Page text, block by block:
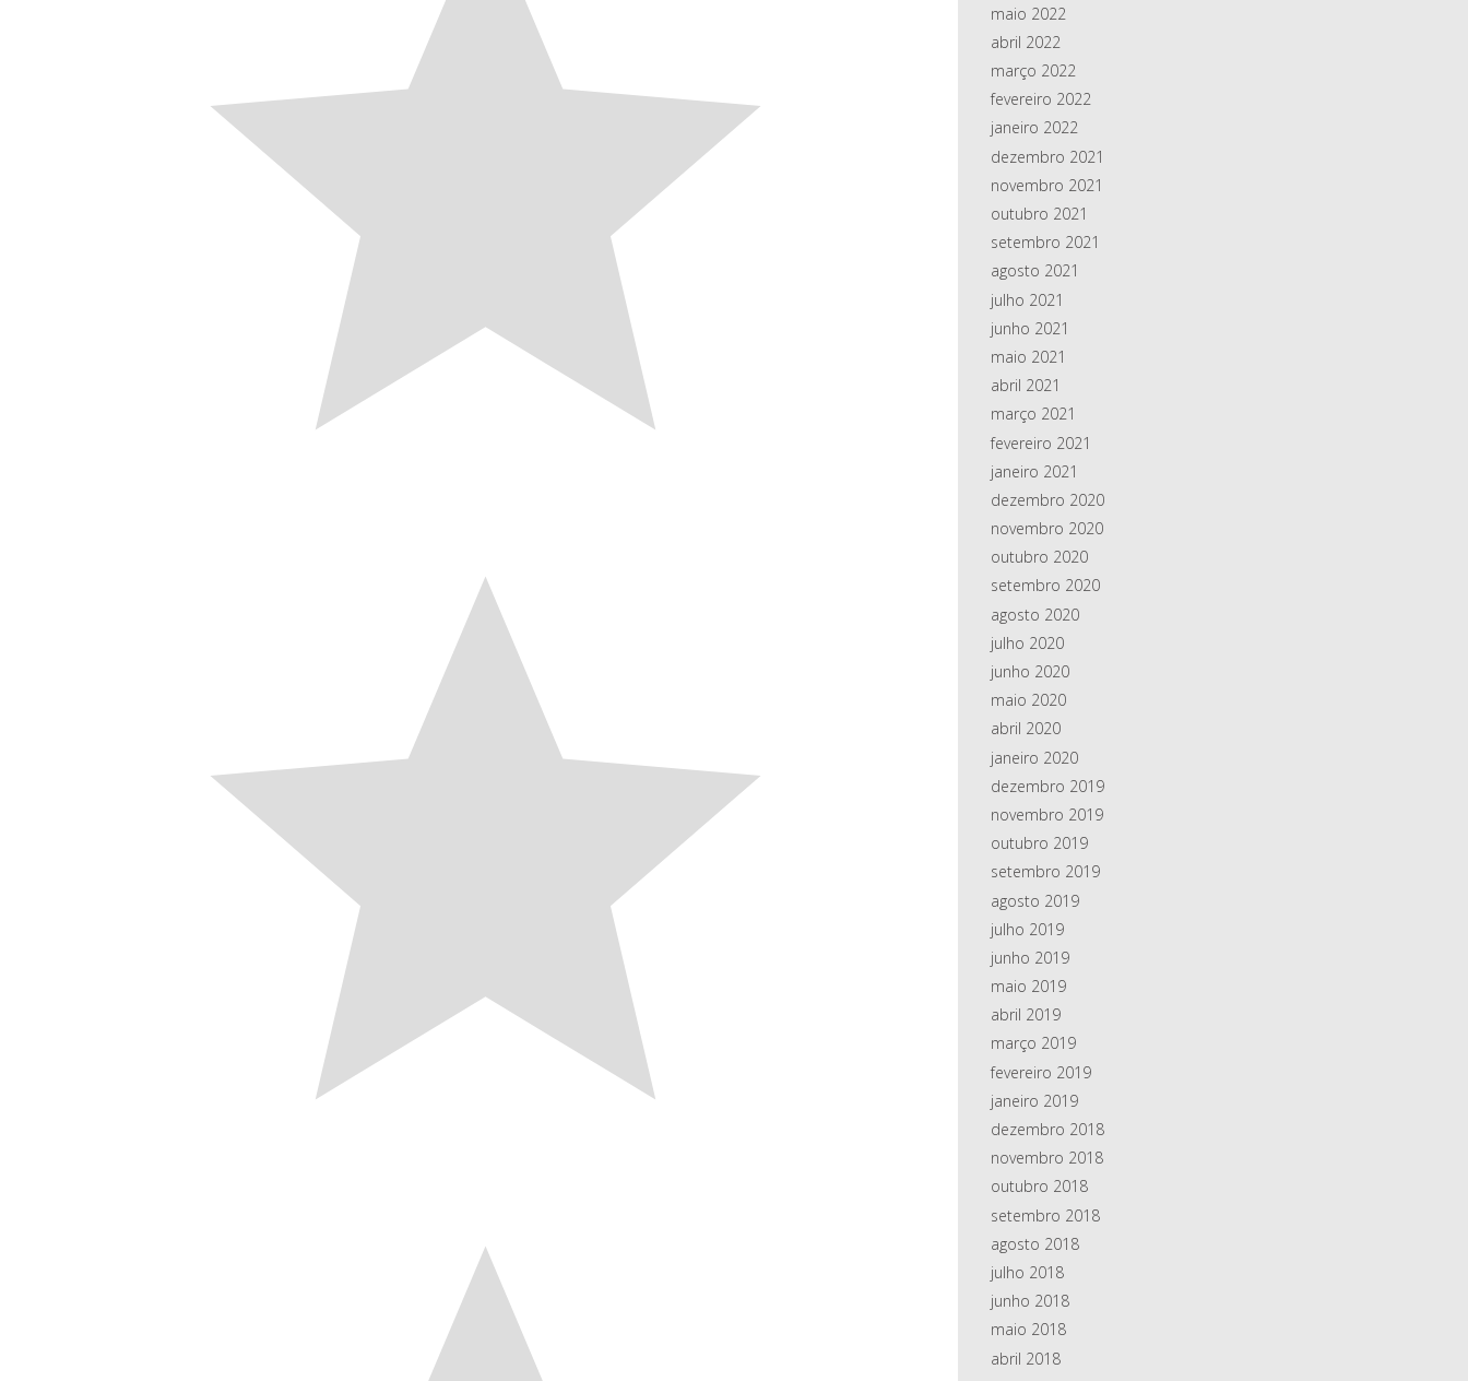
maio 2022
abril 2022
março 2022
fevereiro 2022
janeiro 2022
dezembro 2021
novembro 2021
outubro 2021
setembro 2021
agosto 2021
julho 2021
junho 2021
maio 2021
abril 2021
março 2021
fevereiro 2021
janeiro 2021
dezembro 2020
novembro 2020
outubro 2020
setembro 2020
agosto 2020
julho 2020
junho 2020
maio 2020
abril 2020
janeiro 2020
dezembro 2019
novembro 2019
outubro 2019
setembro 2019
agosto 2019
julho 2019
junho 2019
maio 2019
abril 2019
março 2019
fevereiro 2019
janeiro 2019
dezembro 2018
novembro 2018
outubro 2018
setembro 2018
agosto 2018
julho 2018
junho 2018
maio 2018
abril 2018